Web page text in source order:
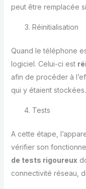
peut être remplacée
Réinitialisation
Quand le téléphone
logiciel. Celui-ci est
afin de procéder à
qui y étaient stockées.
Tests
A cette étape,
vérifier son
de tests rigoureux
connectivité réseau,